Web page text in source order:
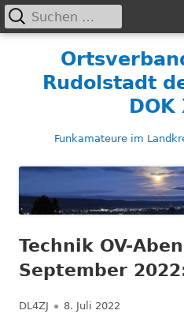
Rudolstadt
DOK
Funkamateure im
Primäres
Suchen
nach:
Technik OV-
September
Autor
DL4ZJ Veröffentlicht
8. Juli 2022